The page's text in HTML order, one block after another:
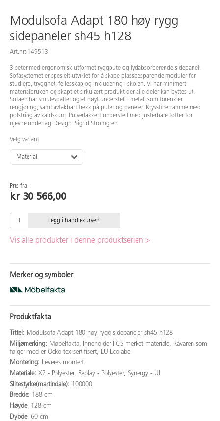
Modulsofa Adapt 180 høy rygg
sidepaneler sh45 h128
Art.nr: 149513
3-seter med ergonomisk utformet ryggpute og lydabsorberende sidepanel.
Sofasystemet er spesielt utviklet for å skape plassbesparende moduler for
studiero, trygghet, fellesskap og inkludering i skolen. Vi har minimert
materialbruken og skapt et sirkulært produkt der alle deler kan byttes ut.
Sofaen har smulespalter og et høyt understell i metall som forenkler
rengjøring, samt avtakbart trekk på puter og paneler. Kryssfinerramme med
polstring av kaldskum. Pulverlakkert understell med justerbare føtter for
ujevne underlag. Design: Sigrid Strömgren
Velg variant
Material
Pris fra:
kr 30 566,00
Legg i handlekurven
Vis alle produkter i denne produktserien >
Merker og symboler
Produktfakta
Tittel: Modulsofa Adapt 180 høy rygg sidepaneler sh45 h128
Miljømerking: Møbelfakta, Inneholder FCS-merket materiale, Råvaren som
følger med er Oeko-tex sertifisert, EU Ecolabel
Montering: Leveres montert
Materiale: X2 - Polyester, Replay - Polyester, Synergy - Ull
Slitestyrke(martindale): 100000
Bredde: 188 cm
Høyde: 128 cm
Dybde: 60 cm